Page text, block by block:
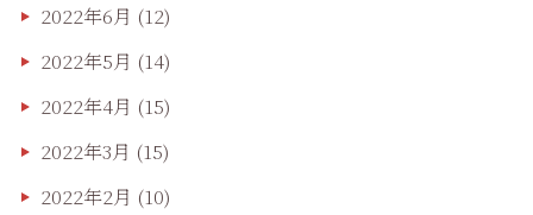
2022年6月 (12)
2022年5月 (14)
2022年4月 (15)
2022年3月 (15)
2022年2月 (10)